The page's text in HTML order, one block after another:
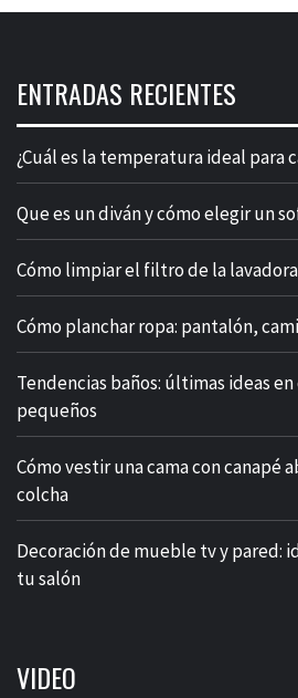
ENTRADAS RECIENTES
¿Cuál es la temperatura ideal para
Que es un diván y cómo elegir un
Cómo limpiar el filtro de la lavadora
Cómo planchar ropa: pantalón,
Tendencias baños: últimas ideas
pequeños
Cómo vestir una cama con canapé
colcha
Decoración de mueble tv y pared:
tu salón
VIDEO